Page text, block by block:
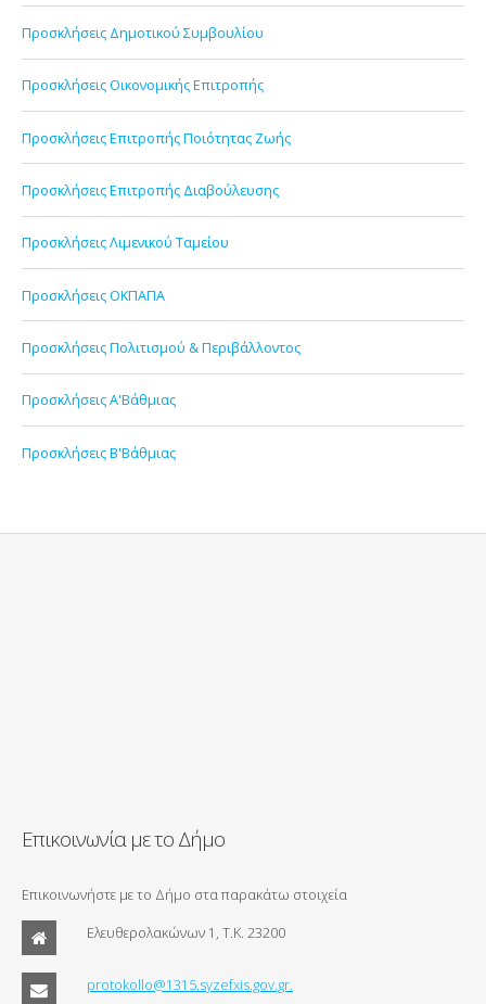
Προσκλήσεις Δημοτικού Συμβουλίου
Προσκλήσεις Οικονομικής Επιτροπής
Προσκλήσεις Επιτροπής Ποιότητας Ζωής
Προσκλήσεις Επιτροπής Διαβούλευσης
Προσκλήσεις Λιμενικού Ταμείου
Προσκλήσεις ΟΚΠΑΠΑ
Προσκλήσεις Πολιτισμού & Περιβάλλοντος
Προσκλήσεις Α'Βάθμιας
Προσκλήσεις Β'Βάθμιας
Επικοινωνία με το Δήμο
Επικοινωνήστε με το Δήμο στα παρακάτω στοιχεία
Ελευθερολακώνων 1, Τ.Κ. 23200
protokollo@1315.syzefxis.gov.gr.